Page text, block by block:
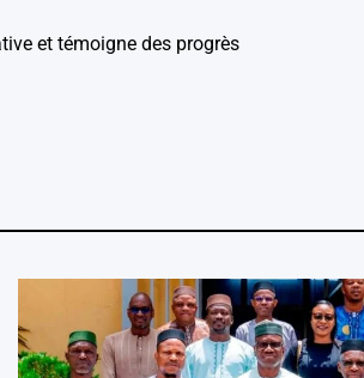
et témoigne des progrès